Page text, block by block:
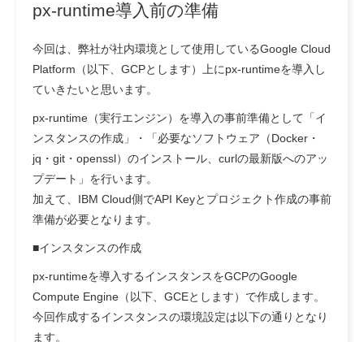
px-runtime導入前の準備
今回は、弊社が社内環境として使用しているGoogle Cloud
Platform（以下、GCPとします）上にpx-runtimeを導入し
ていきたいと思います。
px-runtime（実行エンジン）を導入の事前準備として「イ
ンスタンスの作成」・「必要なソフトウェア（Docker・
jq・git・openssl）のインストール、curlの最新版へのアッ
プデート」を行います。
加えて、IBM Cloud側でAPI Keyとプロジェクト作成の事前
準備が必要となります。
■インスタンスの作成
px-runtimeを導入するインスタンスをGCPのGoogle
Compute Engine（以下、GCEとします）で作成します。
今回作成するインスタンスの環境設定は以下の通りとなり
ます。